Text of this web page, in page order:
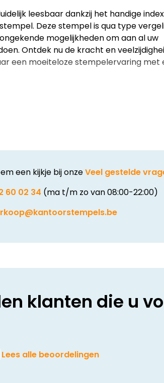
leesbaar dankzij het handige
Deze stempel is qua type
mogelijkheden om aan al uw
Ontdek nu de kracht en
een moeiteloze stempelervaring met
een kijkje bij onzeVeel gestelde
60 02 34 (ma t/m zo van 08:00-22:00)
klanten die u
Lees alle beoordelingen